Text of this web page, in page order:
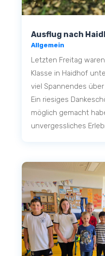
Ausflug nach
Allgemein
Letzten Freitag
Klasse in Haidhof
viel Spannendes
Ein riesiges
möglich gemacht
unvergessliches